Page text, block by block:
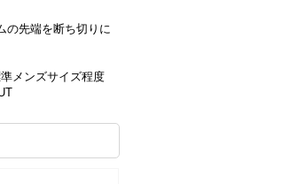
の先端を断ち切りに
メンズサイズ程度